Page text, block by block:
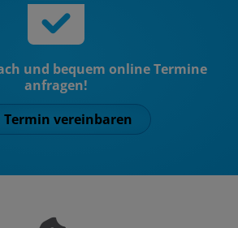
und bequem online Termine
anfragen!
Termin vereinbaren